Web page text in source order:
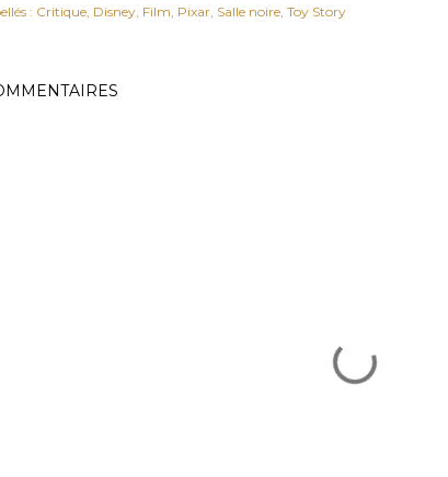
: Critique Disney Film Pixar Salle noire Toy Story